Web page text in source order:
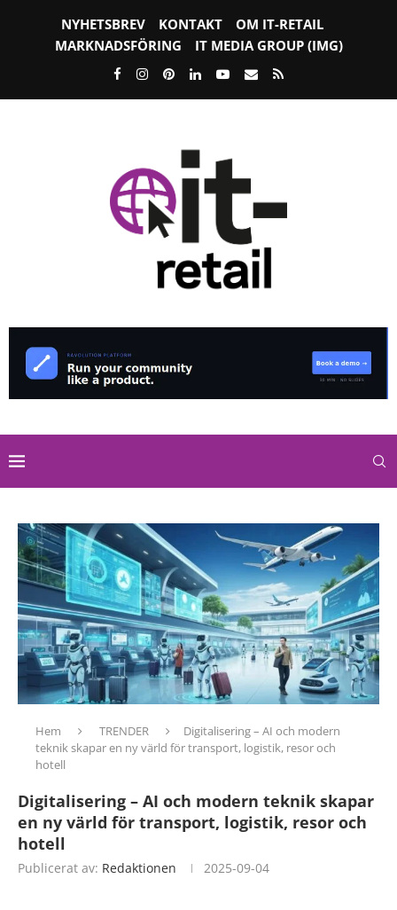
NYHETSBREV KONTAKT
OM IT-RETAIL
MARKNADSFÖRING
IT MEDIA GROUP (IMG)
Hem TRENDER
Digitalisering – AI och modern
teknik skapar en ny värld för transport, logistik, resor och
hotell
Digitalisering – AI och modern teknik skapar
en ny värld för transport, logistik, resor och
hotell
Publicerat av: Redaktionen 2025-09-04